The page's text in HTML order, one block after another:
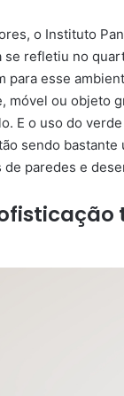
o Instituto
se refletiu no
esse
móvel ou objeto
E o uso do
sendo bastante
paredes e